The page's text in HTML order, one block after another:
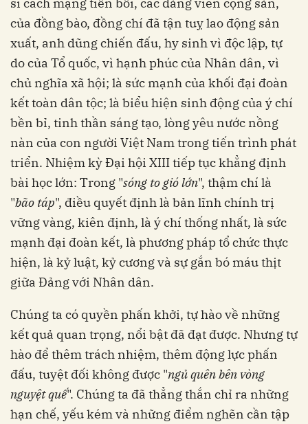
sĩ cách mạng tiền bối, các đảng viên cộng sản,
của đồng bào, đồng chí đã tận tuỵ lao động sản
xuất, anh dũng chiến đấu, hy sinh vì độc lập, tự
do của Tổ quốc, vì hạnh phúc của Nhân dân, vì
chủ nghĩa xã hội; là sức mạnh của khối đại đoàn
kết toàn dân tộc; là biểu hiện sinh động của ý chí
bền bỉ, tinh thần sáng tạo, lòng yêu nước nồng
nàn của con người Việt Nam trong tiến trình phát
triển. Nhiệm kỳ Đại hội XIII tiếp tục khẳng định
bài học lớn: Trong "sóng to gió lớn", thậm chí là
"bão táp", điều quyết định là bản lĩnh chính trị
vững vàng, kiên định, là ý chí thống nhất, là sức
mạnh đại đoàn kết, là phương pháp tổ chức thực
hiện, là kỷ luật, kỷ cương và sự gắn bó máu thịt
giữa Đảng với Nhân dân.
Chúng ta có quyền phấn khởi, tự hào về những
kết quả quan trọng, nổi bật đã đạt được. Nhưng tự
hào để thêm trách nhiệm, thêm động lực phấn
đấu, tuyệt đối không được "ngủ quên bên vòng
nguyệt quế". Chúng ta đã thẳng thắn chỉ ra những
hạn chế, yếu kém và những điểm nghẽn cần tập